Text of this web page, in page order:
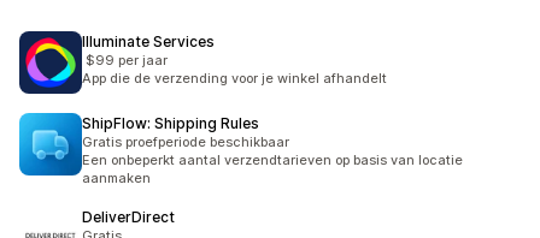
Illuminate Services
$99 per jaar
App die de verzending voor je winkel afhandelt
ShipFlow: Shipping Rules
Gratis proefperiode beschikbaar
Een onbeperkt aantal verzendtarieven op basis van locatie
aanmaken
DeliverDirect